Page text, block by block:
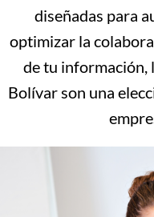
diseñadas para
optimizar la
de tu
Bolívar son una